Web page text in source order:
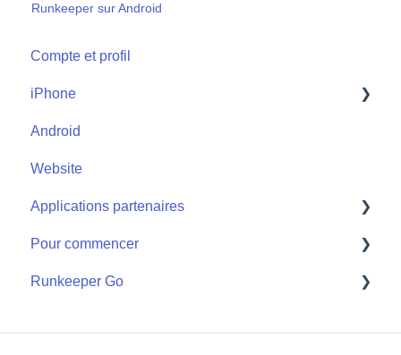
Runkeeper sur Android
Compte et profil
iPhone
Start
Android
Website
Applications partenaires
Apple Watch
Applications partenaires
Pour commencer
Getting Started
Runkeeper Go